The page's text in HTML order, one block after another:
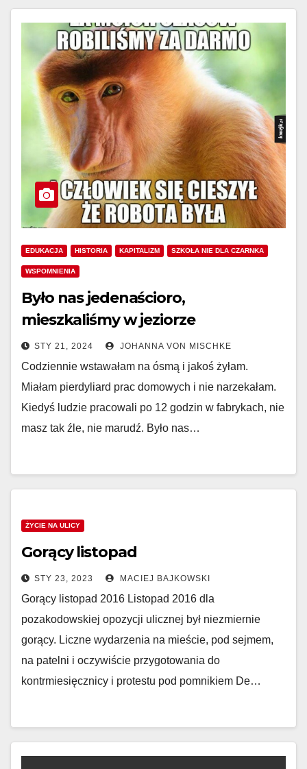
EDUKACJA HISTORIA KAPITALIZM SZKOŁA NIE DLA CZARNKA
WSPOMNIENIA
Było nas jedenaścioro,
mieszkaliśmy w jeziorze
STY 21, 2024 JOHANNA VON MISCHKE
Codziennie wstawałam na ósmą i jakoś żyłam.
Miałam pierdyliard prac domowych i nie narzekałam.
Kiedyś ludzie pracowali po 12 godzin w fabrykach, nie
masz tak źle, nie marudź. Było nas…
ŻYCIE NA ULICY
Gorący listopad
STY 23, 2023 MACIEJ BAJKOWSKI
Gorący listopad 2016 Listopad 2016 dla
pozakodowskiej opozycji ulicznej był niezmiernie
gorący. Liczne wydarzenia na mieście, pod sejmem,
na patelni i oczywiście przygotowania do
kontrmiesięcznicy i protestu pod pomnikiem De…